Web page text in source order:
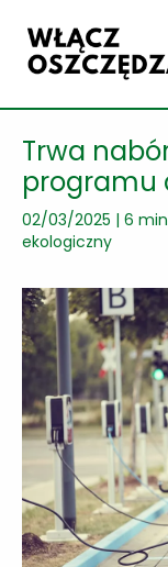
treści
Trwa
programu
02/03/2025 | 6
ekologiczny